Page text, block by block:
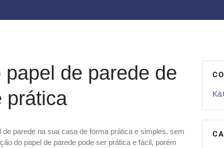
de parede de
prática
parede na sua casa de forma prática e simples, sem
do papel de parede pode ser prática e fácil, porém